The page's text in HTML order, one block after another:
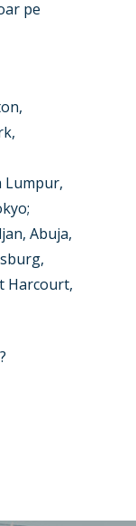
pe
Lumpur,
Abuja,
Harcourt,